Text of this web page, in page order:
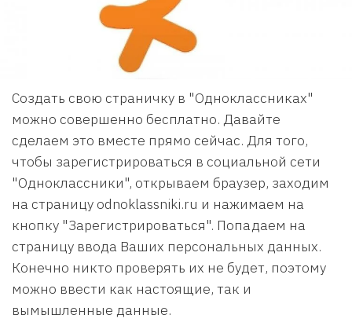
Создать свою страничку в "Одноклассниках"
можно совершенно бесплатно. Давайте
сделаем это вместе прямо сейчас. Для того,
чтобы зарегистрироваться в социальной сети
"Одноклассники", открываем браузер, заходим
на страницу odnoklassniki.ru и нажимаем на
кнопку "Зарегистрироваться". Попадаем на
страницу ввода Ваших персональных данных.
Конечно никто проверять их не будет, поэтому
можно ввести как настоящие, так и
вымышленные данные.